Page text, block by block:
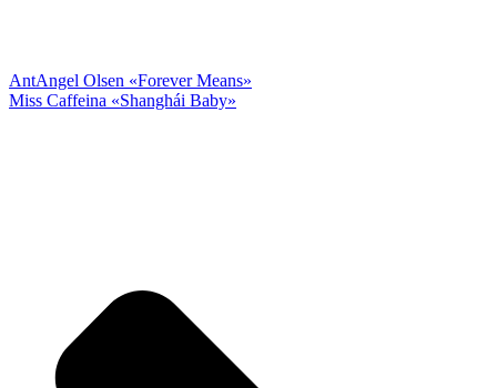
AntAngel Olsen «Forever Means»
Miss Caffeina «Shanghái Baby»